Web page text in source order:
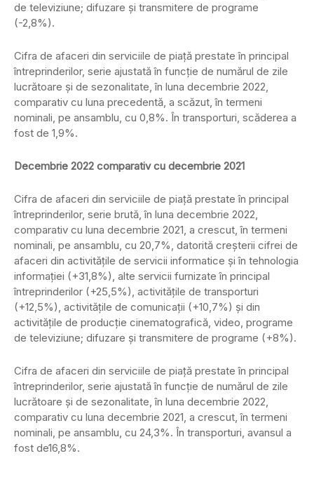
de televiziune; difuzare şi transmitere de programe
(-2,8%).
Cifra de afaceri din serviciile de piaţă prestate în principal
întreprinderilor, serie ajustată în funcţie de numărul de zile
lucrătoare şi de sezonalitate, în luna decembrie 2022,
comparativ cu luna precedentă, a scăzut, în termeni
nominali, pe ansamblu, cu 0,8%. În transporturi, scăderea a
fost de 1,9%.
Decembrie 2022 comparativ cu decembrie 2021
Cifra de afaceri din serviciile de piaţă prestate în principal
întreprinderilor, serie brută, în luna decembrie 2022,
comparativ cu luna decembrie 2021, a crescut, în termeni
nominali, pe ansamblu, cu 20,7%, datorită creşterii cifrei de
afaceri din activităţile de servicii informatice şi în tehnologia
informaţiei (+31,8%), alte servicii furnizate în principal
întreprinderilor (+25,5%), activităţile de transporturi
(+12,5%), activităţile de comunicaţii (+10,7%) şi din
activităţile de producţie cinematografică, video, programe
de televiziune; difuzare şi transmitere de programe (+8%).
Cifra de afaceri din serviciile de piaţă prestate în principal
întreprinderilor, serie ajustată în funcţie de numărul de zile
lucrătoare şi de sezonalitate, în luna decembrie 2022,
comparativ cu luna decembrie 2021, a crescut, în termeni
nominali, pe ansamblu, cu 24,3%. În transporturi, avansul a
fost de16,8%.